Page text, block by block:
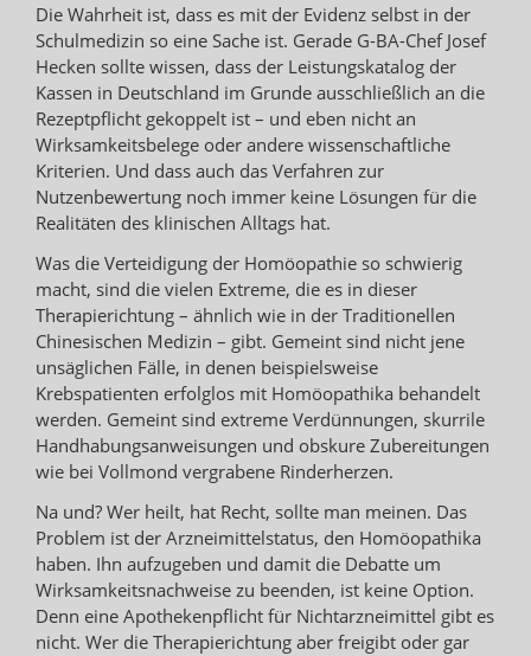
Die Wahrheit ist, dass es mit der Evidenz selbst in der
Schulmedizin so eine Sache ist. Gerade G-BA-Chef Josef
Hecken sollte wissen, dass der Leistungskatalog der
Kassen in Deutschland im Grunde ausschließlich an die
Rezeptpflicht gekoppelt ist – und eben nicht an
Wirksamkeitsbelege oder andere wissenschaftliche
Kriterien. Und dass auch das Verfahren zur
Nutzenbewertung noch immer keine Lösungen für die
Realitäten des klinischen Alltags hat.
Was die Verteidigung der Homöopathie so schwierig
macht, sind die vielen Extreme, die es in dieser
Therapierichtung – ähnlich wie in der Traditionellen
Chinesischen Medizin – gibt. Gemeint sind nicht jene
unsäglichen Fälle, in denen beispielsweise
Krebspatienten erfolglos mit Homöopathika behandelt
werden. Gemeint sind extreme Verdünnungen, skurrile
Handhabungsanweisungen und obskure Zubereitungen
wie bei Vollmond vergrabene Rinderherzen.
Na und? Wer heilt, hat Recht, sollte man meinen. Das
Problem ist der Arzneimittelstatus, den Homöopathika
haben. Ihn aufzugeben und damit die Debatte um
Wirksamkeitsnachweise zu beenden, ist keine Option.
Denn eine Apothekenpflicht für Nichtarzneimittel gibt es
nicht. Wer die Therapierichtung aber freigibt oder gar